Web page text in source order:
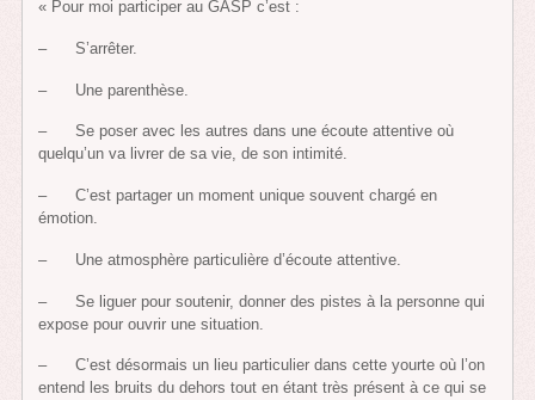
« Pour moi participer au GASP c’est :
– S’arrêter.
– Une parenthèse.
– Se poser avec les autres dans une écoute attentive où
quelqu’un va livrer de sa vie, de son intimité.
– C’est partager un moment unique souvent chargé en
émotion.
– Une atmosphère particulière d’écoute attentive.
– Se liguer pour soutenir, donner des pistes à la personne qui
expose pour ouvrir une situation.
– C’est désormais un lieu particulier dans cette yourte où l’on
entend les bruits du dehors tout en étant très présent à ce qui se